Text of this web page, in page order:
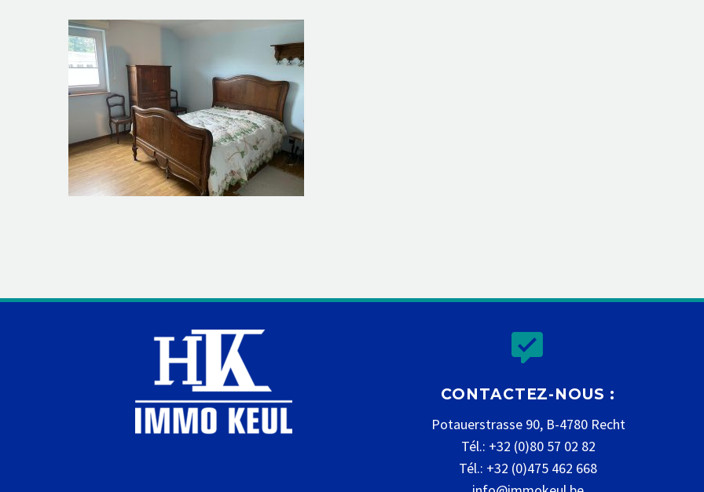


CONTACTEZ-NOUS :
Potauerstrasse 90, B-4780 Recht
Tél.: +32 (0)80 57 02 82
Tél.: +32 (0)475 462 668